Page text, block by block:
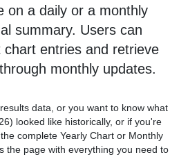
on a daily or a monthly
summary. Users can
entries and retrieve
monthly updates.
data, or you want to know what
looked like historically, or if you're
complete Yearly Chart or Monthly
the page with everything you need to